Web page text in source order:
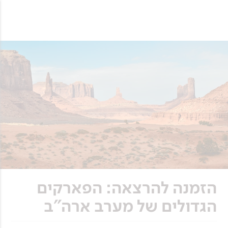
הזמנה להרצאה: הפארקים
הגדולים של מערב ארה"ב